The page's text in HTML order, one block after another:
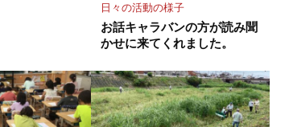
日々の活動の様子
お話キャラバンの方が読み聞
かせに来てくれました。